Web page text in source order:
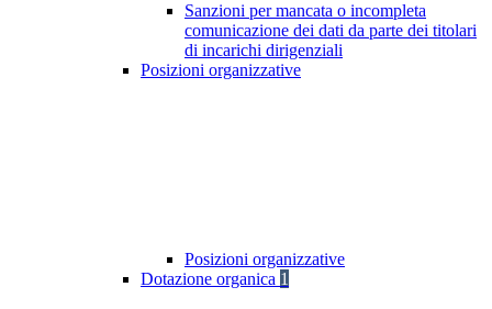
Sanzioni per mancata o incompleta
comunicazione dei dati da parte dei titolari
di incarichi dirigenziali
Posizioni organizzative
Posizioni organizzative
Dotazione organica 1